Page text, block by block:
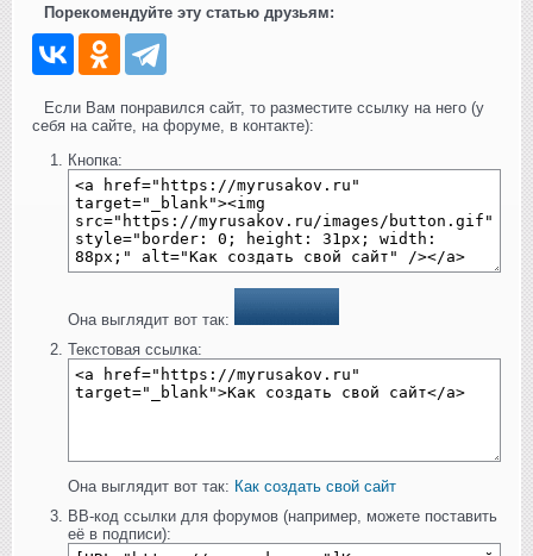
Порекомендуйте эту статью друзьям:
Если Вам понравился сайт, то разместите ссылку на него (у
себя на сайте, на форуме, в контакте):
Кнопка:
Она выглядит вот так:
Текстовая ссылка:
Она выглядит вот так: Как создать свой сайт
BB-код ссылки для форумов (например, можете поставить
её в подписи):